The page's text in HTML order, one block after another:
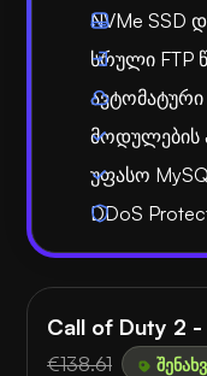
NVMe SSD
სრული FTP
მოდულების
უფასო
DDoS
Call of Duty 2
€138.61